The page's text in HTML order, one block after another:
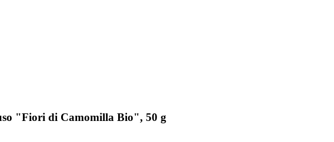
"Fiori di Camomilla Bio", 50 g